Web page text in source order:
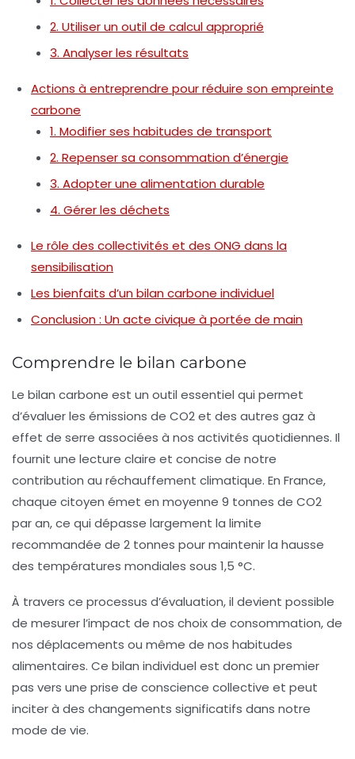
2. Utiliser un outil de calcul approprié
3. Analyser les résultats
Actions à entreprendre pour réduire son empreinte
carbone
1. Modifier ses habitudes de transport
2. Repenser sa consommation d’énergie
3. Adopter une alimentation durable
4. Gérer les déchets
Le rôle des collectivités et des ONG dans la
sensibilisation
Les bienfaits d’un bilan carbone individuel
Conclusion : Un acte civique à portée de main
Comprendre le bilan carbone
Le bilan carbone est un outil essentiel qui permet
d’évaluer les émissions de CO2et des autres gaz à
effet de serre associées à nos activités quotidiennes. Il
fournit une lecture claire et concise de notre
contribution au réchauffement climatique. En France,
chaque citoyen émet en moyenne 9 tonnes de CO2
par an, ce qui dépasse largement la limite
recommandée de 2 tonnes pour maintenir la hausse
des températures mondiales sous 1,5 °C.
À travers ce processus d’évaluation, il devient possible
de mesurer l’impact de nos choix de consommation, de
nos déplacements ou même de nos habitudes
alimentaires. Ce bilan individuel est donc un premier
pas vers une prise de conscience collective et peut
inciter à des changements significatifs dans notre
mode de vie.